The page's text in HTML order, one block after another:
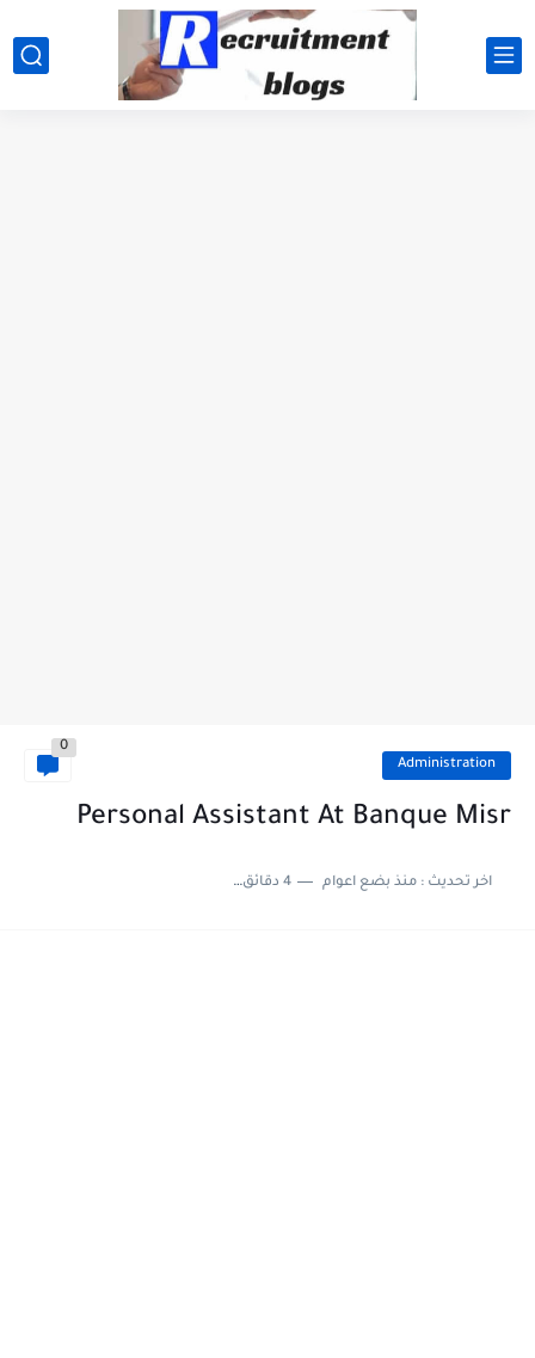
google.com, pub-2091334367487754, DIRECT, f08c47fec0942fa0
Administration
0
Personal Assistant At Banque Misr
اخر تحديث :منذ بضع اعوام 4 دقائق للقراءة